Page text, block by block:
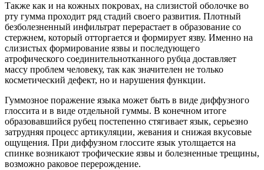
Также как и на кожных покровах, на слизистой оболочке во
рту гумма проходит ряд стадий своего развития. Плотный
безболезненный инфильтрат перерастает в образование со
стержнем, который отторгается и формирует язву. Именно на
слизистых формирование язвы и последующего
атрофического соединительнотканного рубца доставляет
массу проблем человеку, так как значителен не только
косметический дефект, но и нарушения функции.
Гуммозное поражение языка может быть в виде диффузного
глоссита и в виде отдельной гуммы. В конечном итоге
образовавшийся рубец постепенно стягивает язык, серьезно
затрудняя процесс артикуляции, жевания и снижая вкусовые
ощущения. При диффузном глоссите язык утолщается на
спинке возникают трофические язвы и болезненные трещины,
возможно раковое перерождение.